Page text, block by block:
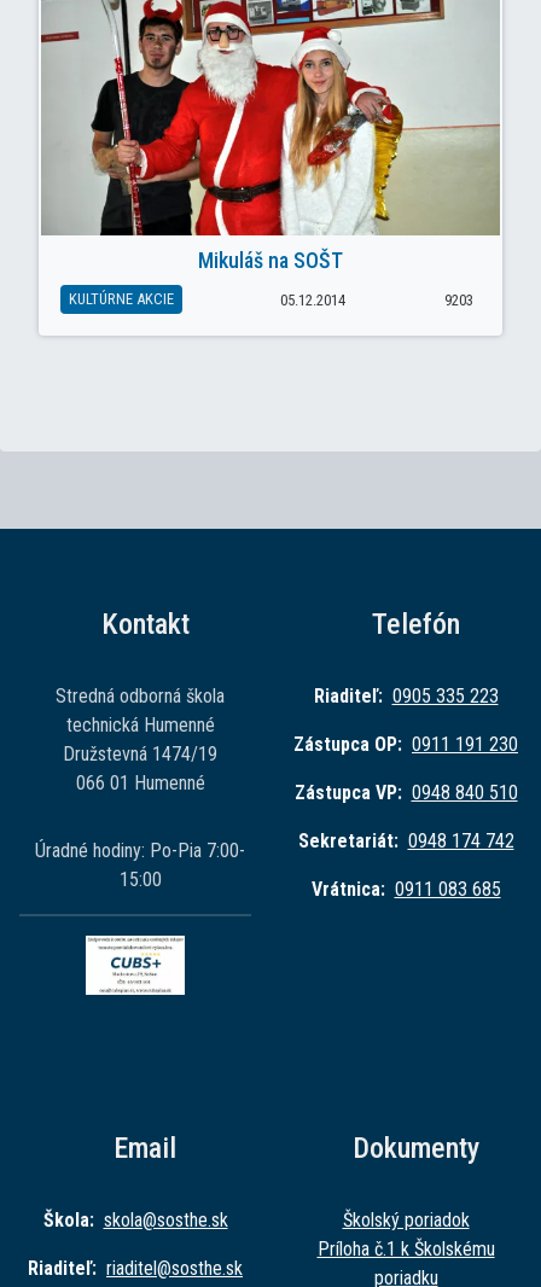
Mikuláš na SOŠT
KULTÚRNE AKCIE 05.12.2014 9203
Kontakt
Stredná odborná škola
technická Humenné
Družstevná 1474/19
066 01 Humenné
Úradné hodiny: Po-Pia 7:00-
15:00
Telefón
Riaditeľ: 0905 335 223
Zástupca OP: 0911 191 230
Zástupca VP: 0948 840 510
Sekretariát: 0948 174 742
Vrátnica: 0911 083 685
Email
Škola: skola@sosthe.sk
Riaditeľ: riaditel@sosthe.sk
Dokumenty
Školský poriadok
Príloha č.1 k Školskému
poriadku